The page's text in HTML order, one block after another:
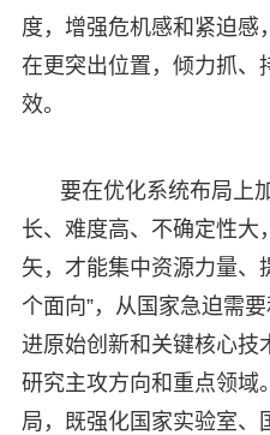
度，增强危机感和紧迫感
在更突出位置，倾力抓、
效。
要在优化系统布局上
长、难度高、不确定性大
矢，才能集中资源力量、
个面向”，从国家急迫需
进原始创新和关键核心技
研究主攻方向和重点领域
局，既强化国家实验室、